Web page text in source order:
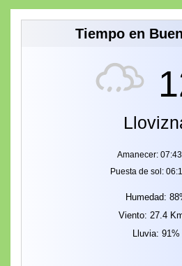
Tiempo en
Amanecer:
Puesta de sol:
Humedad:
Viento: 27.4
Lluvia: 91%